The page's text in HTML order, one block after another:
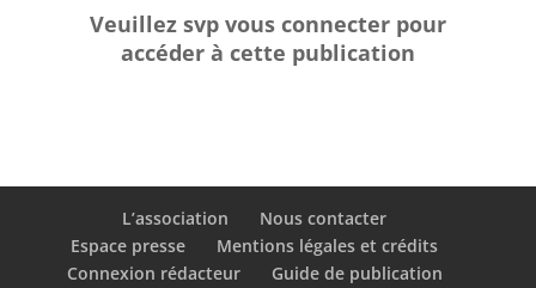
Veuillez svp vous connecter pour
accéder à cette publication
L’association
Nous contacter
Espace presse
Mentions légales et crédits
Connexion rédacteur
Guide de publication